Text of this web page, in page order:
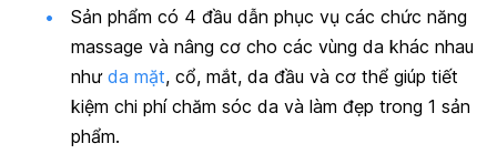
Sản phẩm có 4 đầu dẫn phục vụ các chức năng
massage và nâng cơ cho các vùng da khác nhau
như da mặt, cổ, mắt, da đầu và cơ thể giúp tiết
kiệm chi phí chăm sóc da và làm đẹp trong 1 sản
phẩm.